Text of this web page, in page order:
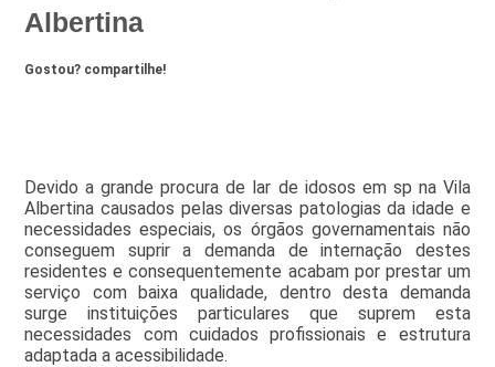
Albertina
Gostou? compartilhe!
Devido a grande procura de lar de idosos em sp na Vila
Albertina causados pelas diversas patologias da idade e
necessidades especiais, os órgãos governamentais não
conseguem suprir a demanda de internação destes
residentes e consequentemente acabam por prestar um
serviço com baixa qualidade, dentro desta demanda
surge instituições particulares que suprem esta
necessidades com cuidados profissionais e estrutura
adaptada a acessibilidade.